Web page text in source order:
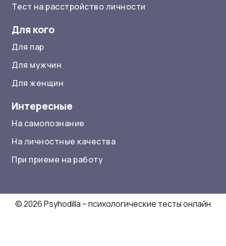
Тест на расстройство личности
Для кого
Для пар
Для мужчин
Для женщин
Интересные
На самопознание
На личностные качества
При приеме на работу
© 2026 Psyhodilla – психологические тесты онлайн